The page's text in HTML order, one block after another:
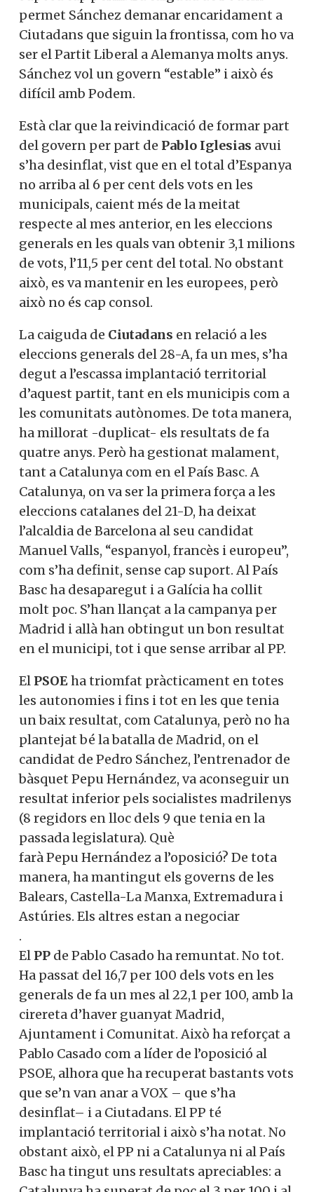
permet Sánchez demanar encaridament a
Ciutadans que siguin la frontissa, com ho va
ser el Partit Liberal a Alemanya molts anys.
Sánchez vol un govern “estable” i això és
difícil amb Podem.
Està clar que la reivindicació de formar part
del govern per part de Pablo Iglesias avui
s’ha desinflat, vist que en el total d’Espanya
no arriba al 6 per cent dels vots en les
municipals, caient més de la meitat
respecte al mes anterior, en les eleccions
generals en les quals van obtenir 3,1 milions
de vots, l’11,5 per cent del total. No obstant
això, es va mantenir en les europees, però
això no és cap consol.
La caiguda de Ciutadans en relació a les
eleccions generals del 28-A, fa un mes, s’ha
degut a l’escassa implantació territorial
d’aquest partit, tant en els municipis com a
les comunitats autònomes. De tota manera,
ha millorat -duplicat- els resultats de fa
quatre anys. Però ha gestionat malament,
tant a Catalunya com en el País Basc. A
Catalunya, on va ser la primera força a les
eleccions catalanes del 21-D, ha deixat
l’alcaldia de Barcelona al seu candidat
Manuel Valls, “espanyol, francès i europeu”,
com s’ha definit, sense cap suport. Al País
Basc ha desaparegut i a Galícia ha collit
molt poc. S’han llançat a la campanya per
Madrid i allà han obtingut un bon resultat
en el municipi, tot i que sense arribar al PP.
El PSOEha triomfat pràcticament en totes
les autonomies i fins i tot en les que tenia
un baix resultat, com Catalunya, però no ha
plantejat bé la batalla de Madrid, on el
candidat de Pedro Sánchez, l’entrenador de
bàsquet Pepu Hernández, va aconseguir un
resultat inferior pels socialistes madrilenys
(8 regidors en lloc dels 9 que tenia en la
passada legislatura). Què
farà Pepu Hernández a l’oposició? De tota
manera, ha mantingut els governs de les
Balears, Castella-La Manxa, Extremadura i
Astúries. Els altres estan a negociar
.
El PP de Pablo Casado ha remuntat. No tot.
Ha passat del 16,7 per 100 dels vots en les
generals de fa un mes al 22,1 per 100, amb la
cirereta d’haver guanyat Madrid,
Ajuntament i Comunitat. Això ha reforçat a
Pablo Casado com a líder de l’oposició al
PSOE, alhora que ha recuperat bastants vots
que se’n van anar a VOX – que s’ha
desinflat– i a Ciutadans. El PP té
implantació territorial i això s’ha notat. No
obstant això, el PP ni a Catalunya ni al País
Basc ha tingut uns resultats apreciables: a